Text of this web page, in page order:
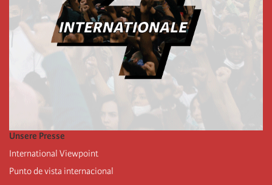
Unsere Presse
International Viewpoint
Punto de vista internacional